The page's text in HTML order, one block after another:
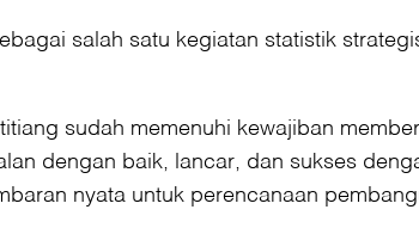
salah satu kegiatan statistik
sudah memenuhi kewajiban
dengan baik, lancar, dan sukses
nyata untuk perencanaan